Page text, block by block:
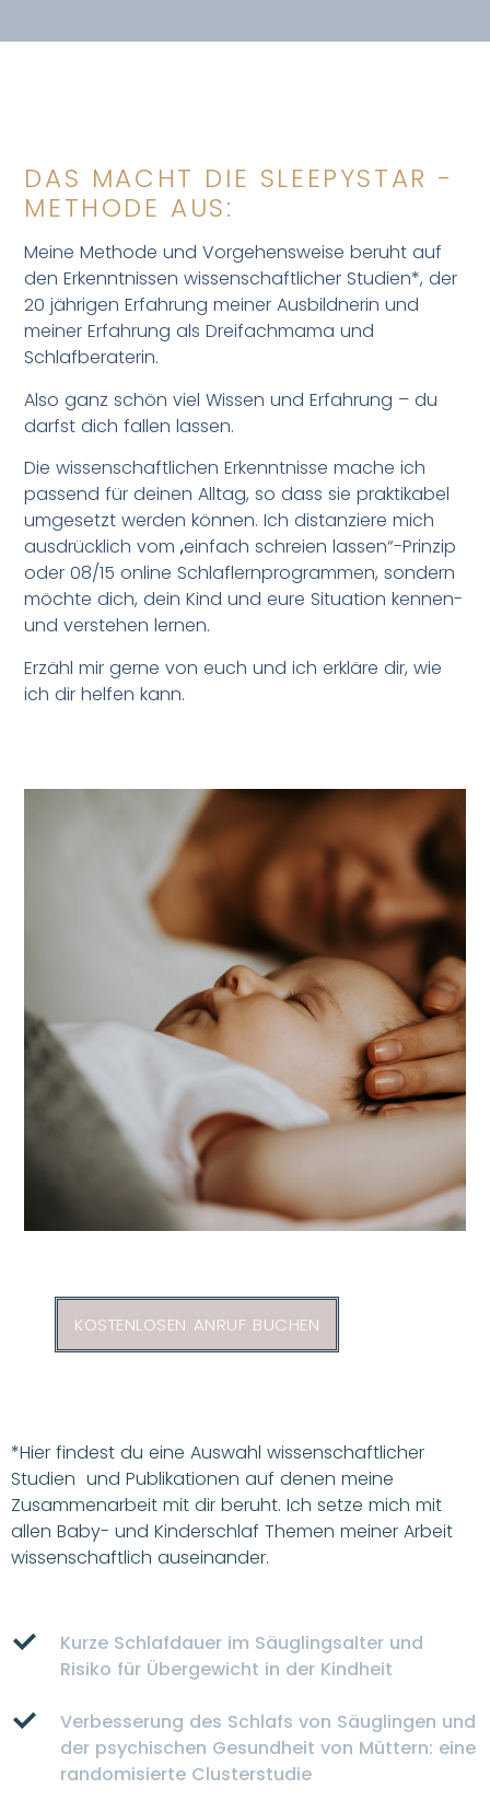
DAS MACHT DIE SLEEPYSTAR -
METHODE AUS:
Meine Methode und Vorgehensweise beruht auf
den Erkenntnissen wissenschaftlicher Studien*, der
20 jährigen Erfahrung meiner Ausbildnerin und
meiner Erfahrung als Dreifachmama und
Schlafberaterin.
Also ganz schön viel Wissen und Erfahrung – du
darfst dich fallen lassen.
Die wissenschaftlichen Erkenntnisse mache ich
passend für deinen Alltag, so dass sie praktikabel
umgesetzt werden können. Ich distanziere mich
ausdrücklich vom „einfach schreien lassen“-Prinzip
oder 08/15 online Schlaflernprogrammen, sondern
möchte dich, dein Kind und eure Situation kennen-
und verstehen lernen.
Erzähl mir gerne von euch und ich erkläre dir, wie
ich dir helfen kann.
KOSTENLOSEN ANRUF BUCHEN
*Hier findest du eine Auswahl wissenschaftlicher
Studien und Publikationen auf denen meine
Zusammenarbeit mit dir beruht. Ich setze mich mit
allen Baby- und Kinderschlaf Themen meiner Arbeit
wissenschaftlich auseinander.
Kurze Schlafdauer im Säuglingsalter und
Risiko für Übergewicht in der Kindheit
Verbesserung des Schlafs von Säuglingen und
der psychischen Gesundheit von Müttern: eine
randomisierte Clusterstudie